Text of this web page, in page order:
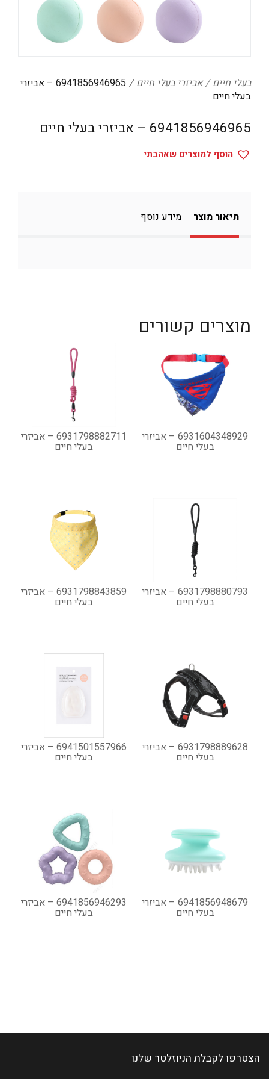
הום אקססוריז
טיפוח
טקסטיל לבית
מטבח
מסיבות וימי הולדת
ספורט
קוסמטיקה
בעלי חיים אביזרי בעלי חיים
6941856946965 – אביזרי
בעלי חיים
6941856946965 – אביזרי בעלי חיים
הוסף למוצרים שאהבתי
תיאור מוצר מידע נוסף
מוצרים קשורים
6931604348929 – אביזרי
בעלי חיים
6931798882711 – אביזרי
בעלי חיים
6931798880793 – אביזרי
בעלי חיים
6931798843859 – אביזרי
בעלי חיים
6931798889628 – אביזרי
בעלי חיים
6941501557966 – אביזרי
בעלי חיים
6941856948679 – אביזרי
בעלי חיים
6941856946293 – אביזרי
בעלי חיים
הצטרפו לקבלת הניוזלטר שלנו